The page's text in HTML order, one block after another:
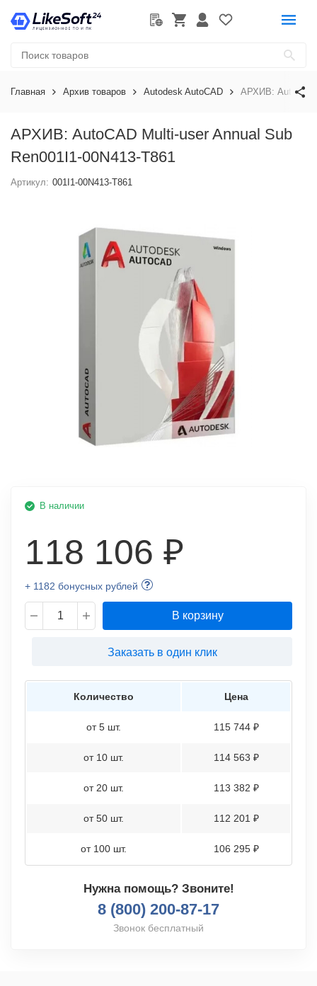
Главная Архив товаров Autodesk AutoCAD АРХИВ: AutoCAD
АРХИВ: AutoCAD Multi-user Annual Sub
Ren001I1-00N413-T861
Артикул: 001I1-00N413-T861
В наличии
118 106 ₽
+ 1182 бонусных рублей
В корзину
Заказать в один клик
Количество Цена
от 5 шт. 115 744 ₽
от 10 шт. 114 563 ₽
от 20 шт. 113 382 ₽
от 50 шт. 112 201 ₽
от 100 шт. 106 295 ₽
Нужна помощь? Звоните!
8 (800) 200-87-17
Звонок бесплатный